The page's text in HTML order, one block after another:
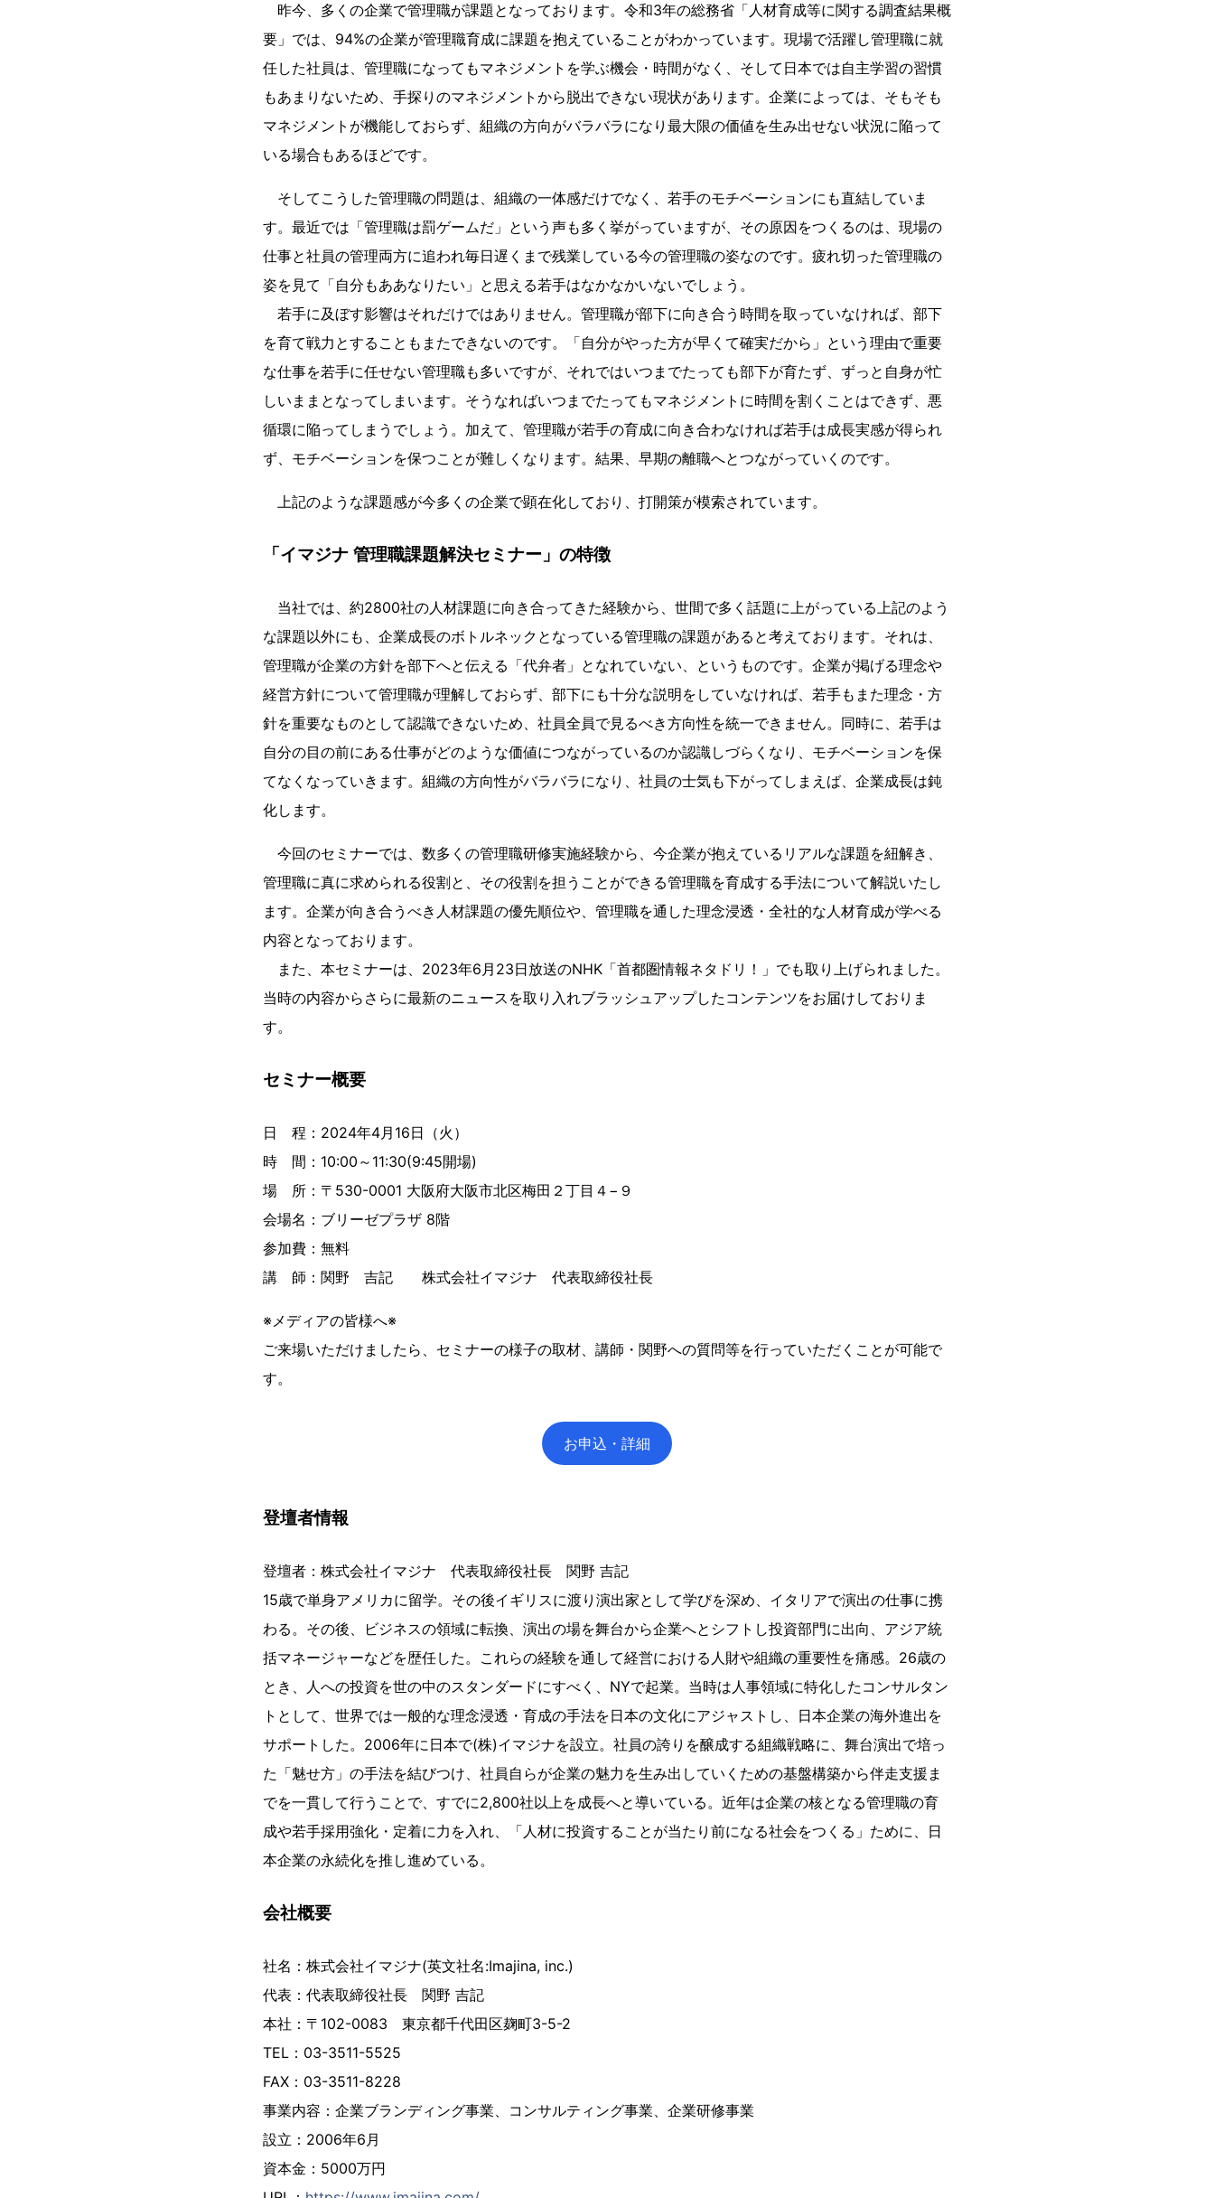
昨今、多くの企業で管理職が課題となっております。令和3年の総務省「人材育成等に関する調査結果概
要」では、94%の企業が管理職育成に課題を抱えていることがわかっています。現場で活躍し管理職に就
任した社員は、管理職になってもマネジメントを学ぶ機会・時間がなく、そして日本では自主学習の習慣
もあまりないため、手探りのマネジメントから脱出できない現状があります。企業によっては、そもそも
マネジメントが機能しておらず、組織の方向がバラバラになり最大限の価値を生み出せない状況に陥って
いる場合もあるほどです。
そしてこうした管理職の問題は、組織の一体感だけでなく、若手のモチベーションにも直結していま
す。最近では「管理職は罰ゲームだ」という声も多く挙がっていますが、その原因をつくるのは、現場の
仕事と社員の管理両方に追われ毎日遅くまで残業している今の管理職の姿なのです。疲れ切った管理職の
姿を見て「自分もああなりたい」と思える若手はなかなかいないでしょう。
若手に及ぼす影響はそれだけではありません。管理職が部下に向き合う時間を取っていなければ、部下
を育て戦力とすることもまたできないのです。「自分がやった方が早くて確実だから」という理由で重要
な仕事を若手に任せない管理職も多いですが、それではいつまでたっても部下が育たず、ずっと自身が忙
しいままとなってしまいます。そうなればいつまでたってもマネジメントに時間を割くことはできず、悪
循環に陥ってしまうでしょう。加えて、管理職が若手の育成に向き合わなければ若手は成長実感が得られ
ず、モチベーションを保つことが難しくなります。結果、早期の離職へとつながっていくのです。
上記のような課題感が今多くの企業で顕在化しており、打開策が模索されています。
「イマジナ 管理職課題解決セミナー」の特徴
当社では、約2800社の人材課題に向き合ってきた経験から、世間で多く話題に上がっている上記のよう
な課題以外にも、企業成長のボトルネックとなっている管理職の課題があると考えております。それは、
管理職が企業の方針を部下へと伝える「代弁者」となれていない、というものです。企業が掲げる理念や
経営方針について管理職が理解しておらず、部下にも十分な説明をしていなければ、若手もまた理念・方
針を重要なものとして認識できないため、社員全員で見るべき方向性を統一できません。同時に、若手は
自分の目の前にある仕事がどのような価値につながっているのか認識しづらくなり、モチベーションを保
てなくなっていきます。組織の方向性がバラバラになり、社員の士気も下がってしまえば、企業成長は鈍
化します。
今回のセミナーでは、数多くの管理職研修実施経験から、今企業が抱えているリアルな課題を紐解き、
管理職に真に求められる役割と、その役割を担うことができる管理職を育成する手法について解説いたし
ます。企業が向き合うべき人材課題の優先順位や、管理職を通した理念浸透・全社的な人材育成が学べる
内容となっております。
また、本セミナーは、2023年6月23日放送のNHK「首都圏情報ネタドリ！」でも取り上げられました。
当時の内容からさらに最新のニュースを取り入れブラッシュアップしたコンテンツをお届けしておりま
す。
セミナー概要
日 程：2024年4月16日（火）
時 間：10:00～11:30(9:45開場)
場 所：〒530-0001 大阪府大阪市北区梅田２丁目４−９
会場名：ブリーゼプラザ 8階
参加費：無料
講 師：関野 吉記 株式会社イマジナ 代表取締役社長
※メディアの皆様へ※
ご来場いただけましたら、セミナーの様子の取材、講師・関野への質問等を行っていただくことが可能で
す。
お申込・詳細
登壇者情報
登壇者：株式会社イマジナ 代表取締役社長 関野 吉記
15歳で単身アメリカに留学。その後イギリスに渡り演出家として学びを深め、イタリアで演出の仕事に携
わる。その後、ビジネスの領域に転換、演出の場を舞台から企業へとシフトし投資部門に出向、アジア統
括マネージャーなどを歴任した。これらの経験を通して経営における人財や組織の重要性を痛感。26歳の
とき、人への投資を世の中のスタンダードにすべく、NYで起業。当時は人事領域に特化したコンサルタン
トとして、世界では一般的な理念浸透・育成の手法を日本の文化にアジャストし、日本企業の海外進出を
サポートした。2006年に日本で(株)イマジナを設立。社員の誇りを醸成する組織戦略に、舞台演出で培っ
た「魅せ方」の手法を結びつけ、社員自らが企業の魅力を生み出していくための基盤構築から伴走支援ま
でを一貫して行うことで、すでに2,800社以上を成長へと導いている。近年は企業の核となる管理職の育
成や若手採用強化・定着に力を入れ、「人材に投資することが当たり前になる社会をつくる」ために、日
本企業の永続化を推し進めている。
会社概要
社名：株式会社イマジナ(英文社名:Imajina, inc.)
代表：代表取締役社長 関野 吉記
本社：〒102-0083 東京都千代田区麹町3-5-2
TEL：03-3511-5525
FAX：03-3511-8228
事業内容：企業ブランディング事業、コンサルティング事業、企業研修事業
設立：2006年6月
資本金：5000万円